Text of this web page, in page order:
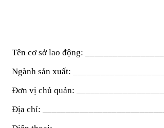
Tên cơ sở lao động:
Ngành sản xuất:
Đơn vị chủ quản:
Địa chỉ: